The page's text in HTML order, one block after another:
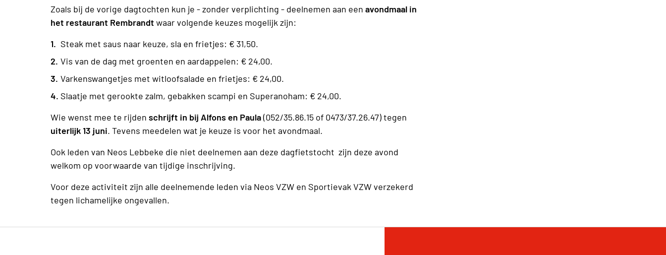
Zoals bij de vorige dagtochten kun je - zonder verplichting - deelnemen aan een avondmaal in
het restaurant Rembrandt waar volgende keuzes mogelijk zijn:
Steak met saus naar keuze, sla en frietjes: € 31,50.
Vis van de dag met groenten en aardappelen: € 24,00.
Varkenswangetjes met witloofsalade en frietjes: € 24,00.
Slaatje met gerookte zalm, gebakken scampi en Superanoham: € 24,00.
Wie wenst mee te rijden schrijft in bij Alfons en Paula(052/35.86.15 of 0473/37.26.47) tegen
uiterlijk 13 juni. Tevens meedelen wat je keuze is voor het avondmaal.
Ook leden van Neos Lebbeke die niet deelnemen aan deze dagfietstocht zijn deze avond
welkom op voorwaarde van tijdige inschrijving.
Voor deze activiteit zijn alle deelnemende leden via Neos VZW en Sportievak VZW verzekerd
tegen lichamelijke ongevallen.